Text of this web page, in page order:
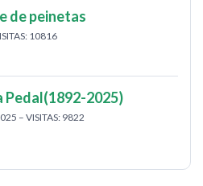
de peinetas
10816
Pedal(1892-2025)
– VISITAS: 9822